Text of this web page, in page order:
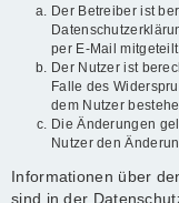
Der Betreiber ist
per E-Mail
Der Nutzer ist
Falle des
dem Nutzer
Die Änderungen
Nutzer den
Informationen über
sind in der